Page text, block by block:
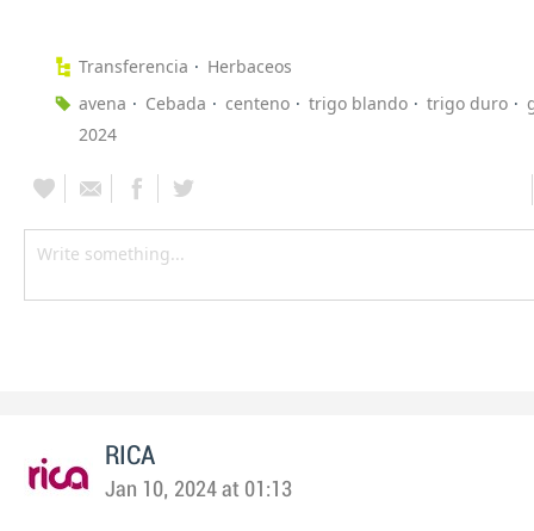
Transferencia
Herbaceos
avena
Cebada centeno trigo blando trigo duro
2024
RICA
Jan 10, 2024 at 01:13